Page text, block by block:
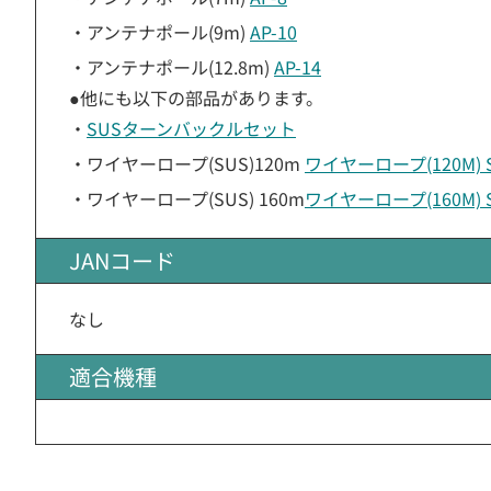
・アンテナポール(9m) AP-10
・アンテナポール(12.8m) AP-14
●他にも以下の部品があります。
・ SUSターンバックルセット
・ワイヤーロープ(SUS)120m ワイヤーロープ(120M)
・ワイヤーロープ(SUS) 160mワイヤーロープ(160M)
JANコード
なし
適合機種